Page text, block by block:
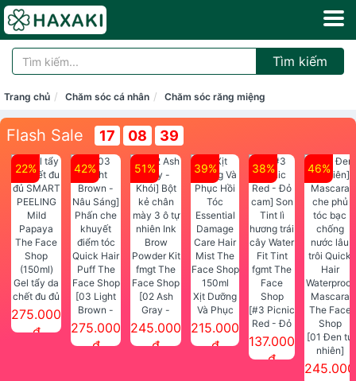
Tìm kiếm
Trang chủ Chăm sóc cá nhân Chăm sóc răng miệng
Flash Sale 17 08 39
22%
Gel tẩy da
chết đu đủ
SMART
PEELING
275.000
đ
42%
[03 Light
Brown -
Nâu Sáng]
Phấn che
275.000
đ
51%
[02 Ash
Gray -
Khói] Bột
kẻ chân
245.000
đ
39%
Xịt Dưỡng
Và Phục
Hồi Tóc
Essential
215.000
đ
38%
[#3 Picnic
Red - Đỏ
cam] Son
137.000
đ
46%
[01 Đen tự
nhiên]
Mascara
che phủ
245.000